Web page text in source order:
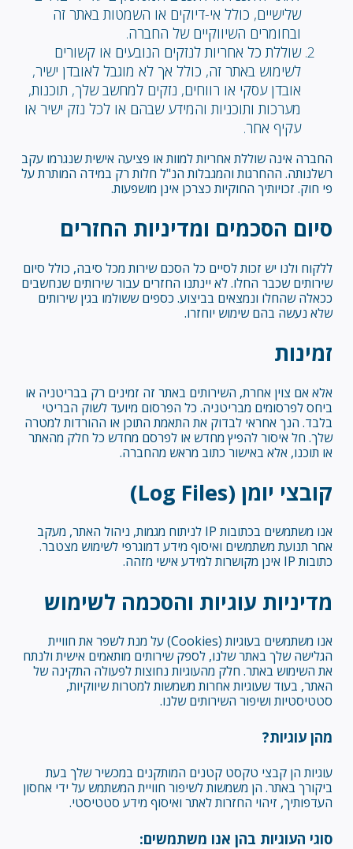
שלישיים, כולל אי-דיוקים או השמטות באתר זה
ובחומרים השיווקיים של החברה.
שוללת כל אחריות לנזקים הנובעים או קשורים
לשימוש באתר זה, כולל אך לא מוגבל לאובדן ישיר,
אובדן עסקי או רווחים, נזקים למחשב שלך, תוכנות,
מערכות ותוכניות והמידע שבהם או לכל נזק ישיר או
עקיף אחר.
החברה אינה שוללת אחריות למוות או פציעה אישית שנגרמו עקב
רשלנותה. ההחרגות והמגבלות הנ"ל חלות רק במידה המותרת על
פי חוק. זכויותיך החוקיות כצרכן אינן מושפעות.
סיום הסכמים ומדיניות החזרים
ללקוח ולנו יש זכות לסיים כל הסכם שירות מכל סיבה, כולל סיום
שירותים שכבר החלו. לא יינתנו החזרים עבור שירותים שנחשבים
ככאלה שהחלו ונמצאים בביצוע. כספים ששולמו בגין שירותים
שלא נעשה בהם שימוש יוחזרו.
זמינות
אלא אם צוין אחרת, השירותים באתר זה זמינים רק בבריטניה או
ביחס לפרסומים מבריטניה. כל הפרסום מיועד לשוק הבריטי
בלבד. הנך אחראי לבדוק את התאמת התוכן או ההורדות למטרה
שלך. חל איסור להפיץ מחדש או לפרסם מחדש כל חלק מהאתר
או תוכנו, אלא באישור כתוב מראש מהחברה.
קובצי יומן (Log Files)
אנו משתמשים בכתובות IP לניתוח מגמות, ניהול האתר, מעקב
אחר תנועת משתמשים ואיסוף מידע דמוגרפי לשימוש מצטבר.
כתובות IP אינן מקושרות למידע אישי מזהה.
מדיניות עוגיות והסכמה לשימוש
אנו משתמשים בעוגיות (Cookies) על מנת לשפר את חוויית
הגלישה שלך באתר שלנו, לספק שירותים מותאמים אישית ולנתח
את השימוש באתר. חלק מהעוגיות נחוצות לפעולה התקינה של
האתר, בעוד שעוגיות אחרות משמשות למטרות שיווקיות,
סטטיסטיות ושיפור השירותים שלנו.
מהן עוגיות?
עוגיות הן קבצי טקסט קטנים המותקנים במכשיר שלך בעת
ביקורך באתר. הן משמשות לשיפור חוויית המשתמש על ידי אחסון
העדפותיך, זיהוי החזרות לאתר ואיסוף מידע סטטיסטי.
סוגי העוגיות בהן אנו משתמשים: